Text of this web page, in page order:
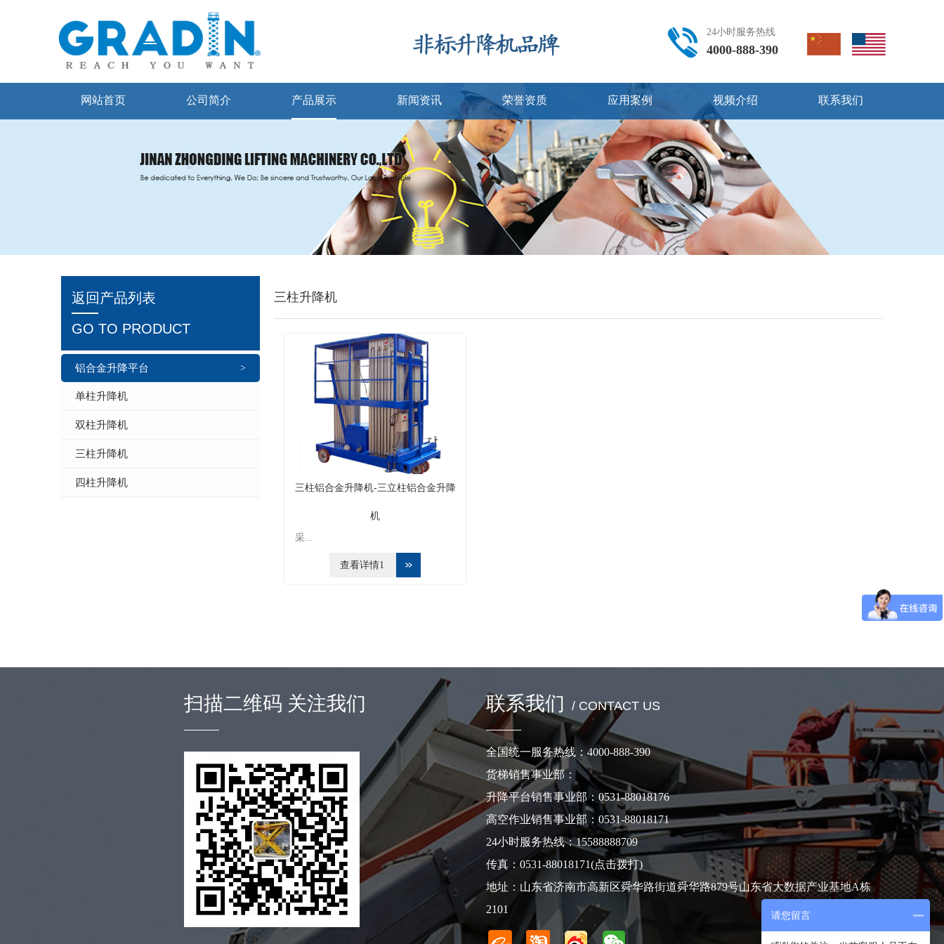
24小时服务热线
4000-888-390
网站首页 公司简介 产品展示 新闻资讯 荣誉资质 应用案例 视频介绍 联系我们
返回产品列表
GO TO PRODUCT
铝合金升降平台 >
单柱升降机
双柱升降机
三柱升降机
四柱升降机
三柱升降机
三柱铝合金升降机-三立柱铝合金升降
机
采...
查看详情1
扫描二维码 关注我们 联系我们 / CONTACT US
全国统一服务热线： 4000-888-390
货梯销售事业部：
升降平台销售事业部： 0531-88018176
高空作业销售事业部： 0531-88018171
24小时服务热线：15588888709
传真： 0531-88018171(点击拨打)
地址：山东省济南市高新区舜华路街道舜华路879号山东省大数据产业基地A栋
2101
请您留言